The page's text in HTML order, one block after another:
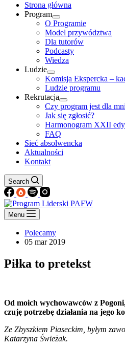
Strona główna
Program
O Programie
Model przywództwa
Dla tutorów
Podcasty
Wiedza
Ludzie
Komisja Ekspercka –
Ludzie programu
Rekrutacja
Czy program jest dla
Jak się zgłosić?
Harmonogram XXII
FAQ
Sieć absolwencka
Aktualności
Kontakt
Search
Menu
Polecamy
05 mar 2019
Piłka to pretekst
Od moich wychowawców z
czuję potrzebę działania na jego
Ze Zbyszkiem Piaseckim, byłym
Katarzyna Świeżak.